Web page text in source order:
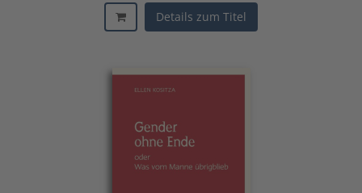
Details zum Titel